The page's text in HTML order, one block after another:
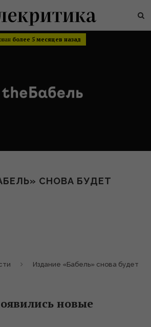
более 5 месяцев назад
СНОВА БУДЕТ
Издание «Бабель» снова будет
новые